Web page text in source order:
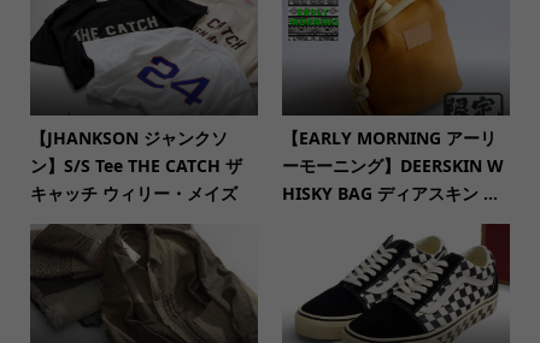
【JHANKSON ジャンクソ
ン】S/S Tee THE CATCH ザ
キャッチ ウィリー・メイズ
【EARLY MORNING アーリ
ーモーニング】DEERSKIN W
HISKY BAG ディアスキン ...